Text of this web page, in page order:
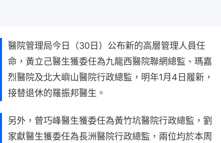
醫院管理局今日（30日）公布新的高層管理人員任
命，黃立己醫生獲委任為九龍西醫院聯網總監、瑪嘉
烈醫院及北大嶼山醫院行政總監，明年1月4日履新，
接替退休的羅振邦醫生。
另外，曾巧峰醫生獲委任為黃竹坑醫院行政總監，劉
家獻醫生獲委任為長洲醫院行政總監，兩位均於本周